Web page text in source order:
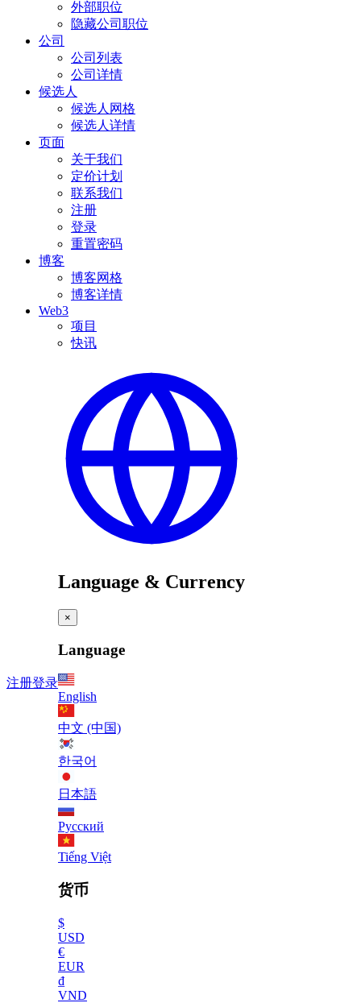
外部职位
隐藏公司职位
公司
公司列表
公司详情
候选人
候选人网格
候选人详情
页面
关于我们
定价计划
联系我们
注册
登录
重置密码
博客
博客网格
博客详情
Web3
项目
快讯
注册登录
Language & Currency
×
Language
English
中文 (中国)
한국어
日本語
Русский
Tiếng Việt
货币
$
USD
€
EUR
₫
VND